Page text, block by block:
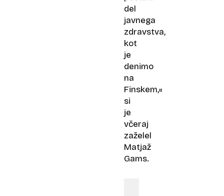
del
javnega
zdravstva,
kot
je
denimo
na
Finskem,«
si
je
včeraj
zaželel
Matjaž
Gams.